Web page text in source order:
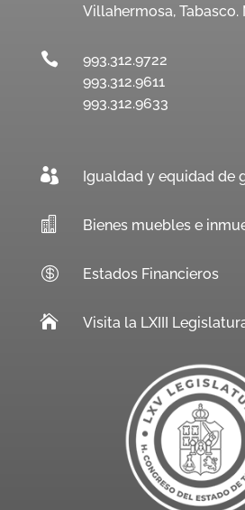
Villahermosa, Tabasco.

993.312.9722
993.312.9611
993.312.9633
 Igualdad y equidad de
 Bienes muebles e
 Estados Financieros
 Visita la LXIII